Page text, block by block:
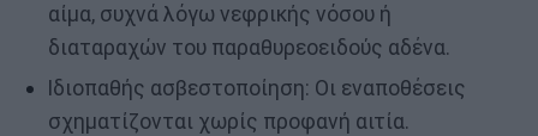
αίμα, συχνά λόγω νεφρικής νόσου ή
διαταραχών του παραθυρεοειδούς αδένα.
Ιδιοπαθής ασβεστοποίηση: Οι εναποθέσεις
σχηματίζονται χωρίς προφανή αιτία.